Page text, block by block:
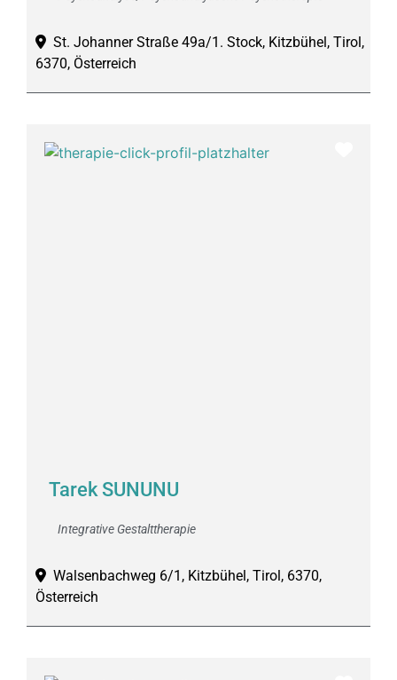
St. Johanner Straße 49a/1. Stock, Kitzbühel, Tirol,
6370, Österreich
Tarek SUNUNU
Integrative Gestalttherapie
Walsenbachweg 6/1, Kitzbühel, Tirol, 6370,
Österreich